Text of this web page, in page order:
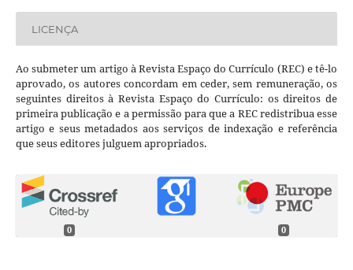
LICENÇA
Ao submeter um artigo à Revista Espaço do Currículo (REC) e tê-lo
aprovado, os autores concordam em ceder, sem remuneração, os
seguintes direitos à Revista Espaço do Currículo: os direitos de
primeira publicação e a permissão para que a REC redistribua esse
artigo e seus metadados aos serviços de indexação e referência
que seus editores julguem apropriados.
0 0